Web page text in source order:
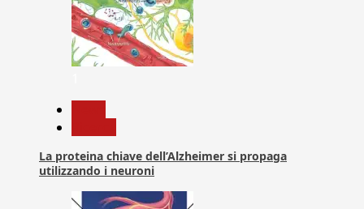
La proteina chiave dell’Alzheimer si propaga
utilizzando i neuroni